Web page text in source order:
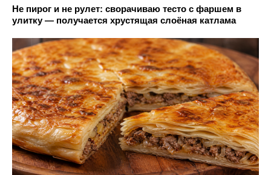
Не пирог и не рулет: сворачиваю тесто с фаршем в
улитку — получается хрустящая слоёная катлама